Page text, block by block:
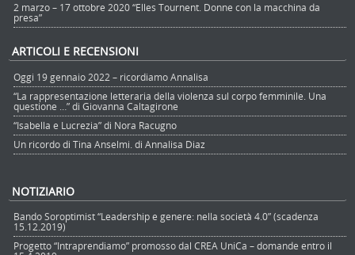
2 marzo – 17 ottobre 2020 “Elles Tournent. Donne con la macchina da
presa”
ARTICOLI E RECENSIONI
Oggi 19 gennaio 2022 – ricordiamo Annalisa
“La rappresentazione letteraria della violenza sul corpo femminile. Una
questione …” di Giovanna Caltagirone
“Isabella e Lucrezia” di Nora Racugno
Un ricordo di Tina Anselmi. di Annalisa Diaz
NOTIZIARIO
Bando Soroptimist “Leadership e genere: nella società 4.0” (scadenza
15.12.2019)
Progetto “Intraprendiamo” promosso dal CREA UniCa – domande entro il